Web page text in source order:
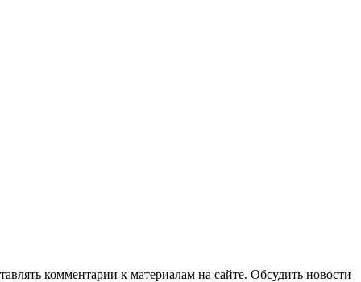
комментарии к материалам на сайте. Обсудить новости